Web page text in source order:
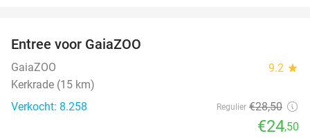
Entree voor GaiaZOO
GaiaZOO 9.2 star
Kerkrade (15 km)
Verkocht: 8.258
Regulier €28,50
€24,50